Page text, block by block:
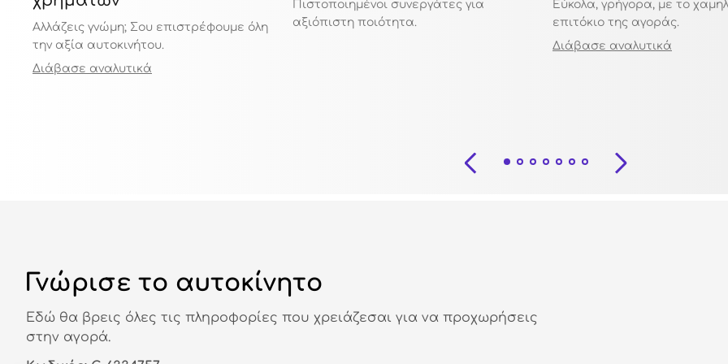
Αλλάζεις γνώμη; Σου επιστρέφουμε όλη
την αξία αυτοκινήτου.
Διάβασε αναλυτικά
Πιστοποιημένοι συνεργάτες για
αξιόπιστη ποιότητα.
Εύκολα, γρήγορα, με το
επιτόκιο της αγοράς.
Διάβασε αναλυτικά
Γνώρισε το αυτοκίνητο
Εδώ θα βρεις όλες τις πληροφορίες που χρειάζεσαι για να προχωρήσεις
στην αγορά.